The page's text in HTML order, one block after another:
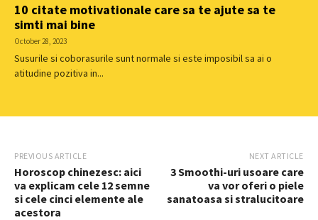
10 citate motivationale care sa te ajute sa te
simti mai bine
October 28, 2023
Susurile si coborasurile sunt normale si este imposibil sa ai o
atitudine pozitiva in...
PREVIOUS ARTICLE
Horoscop chinezesc: aici
va explicam cele 12 semne
si cele cinci elemente ale
acestora
NEXT ARTICLE
3 Smoothi-uri usoare care
va vor oferi o piele
sanatoasa si stralucitoare